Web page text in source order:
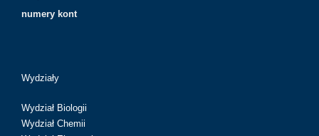
numery kont
Wydziały
Wydział Biologii
Wydział Chemii